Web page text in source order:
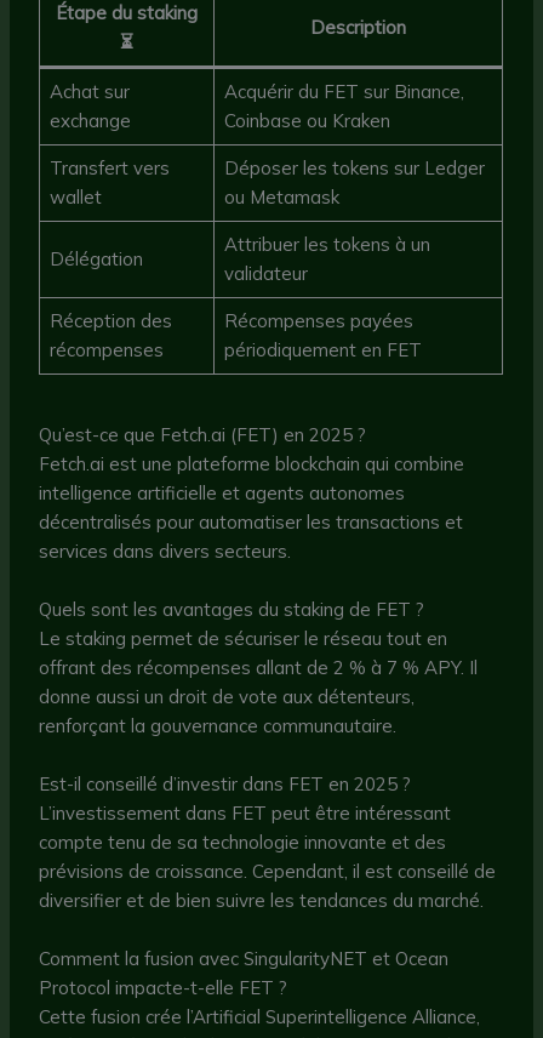
Étape du staking
⏳
Description
Achat sur
exchange
Acquérir du FET sur Binance,
Coinbase ou Kraken
Transfert vers
wallet
Déposer les tokens sur Ledger
ou Metamask
Délégation
Attribuer les tokens à un
validateur
Réception des
récompenses
Récompenses payées
périodiquement en FET
Qu’est-ce que Fetch.ai (FET) en 2025 ?
Fetch.ai est une plateforme blockchain qui combine
intelligence artificielle et agents autonomes
décentralisés pour automatiser les transactions et
services dans divers secteurs.
Quels sont les avantages du staking de FET ?
Le staking permet de sécuriser le réseau tout en
offrant des récompenses allant de 2 % à 7 % APY. Il
donne aussi un droit de vote aux détenteurs,
renforçant la gouvernance communautaire.
Est-il conseillé d’investir dans FET en 2025 ?
L’investissement dans FET peut être intéressant
compte tenu de sa technologie innovante et des
prévisions de croissance. Cependant, il est conseillé de
diversifier et de bien suivre les tendances du marché.
Comment la fusion avec SingularityNET et Ocean
Protocol impacte-t-elle FET ?
Cette fusion crée l’Artificial Superintelligence Alliance,